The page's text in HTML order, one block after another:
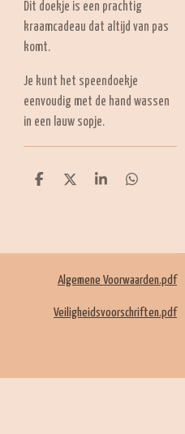
Dit doekje is een prachtig
kraamcadeau dat altijd van pas
komt.
Je kunt het speendoekje
eenvoudig met de hand wassen
in een lauw sopje.
D
D
S
D
Algemene Voorwaarden.pdf
Veiligheidsvoorschriften.pdf